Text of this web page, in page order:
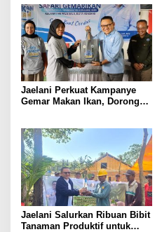
Jaelani Perkuat Kampanye
Gemar Makan Ikan, Dorong
Jaelani Salurkan Ribuan Bibit
Tanaman Produktif untuk